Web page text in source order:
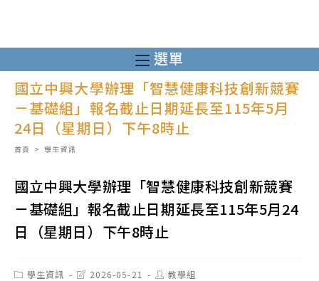
至
主
選單
國立中興大學辦理「智慧健康科技創新競賽
－基礎組」報名截止日期延長至115年5月
24日（星期日）下午8時止
首頁 > 學生資訊
國立中興大學辦理「智慧健康科技創新競賽
－基礎組」報名截止日期延長至115年5月24
日（星期日）下午8時止
Post學生資訊
Post2026-05-21
Post教學組